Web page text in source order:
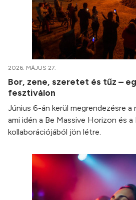
2026. MÁJUS 27.
Bor, zene, szeretet és tűz –
fesztiválon
Június 6-án kerül megrendezésre a
ami idén a Be Massive Horizon és
kollaborációjából jön létre.